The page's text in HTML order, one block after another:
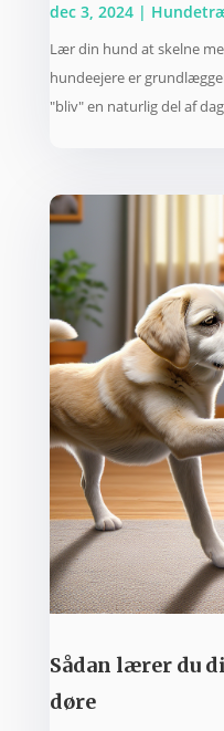
dec 3, 2024|
Lær din hund at skelne
hundeejere er
"bliv" en naturlig del af
Sådan lærer du
døre